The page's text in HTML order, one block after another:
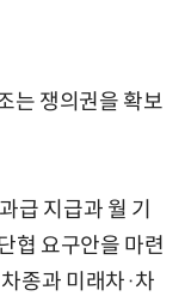
는 쟁의권을 확보
급 지급과 월 기
협 요구안을 마련
종과 미래차·차